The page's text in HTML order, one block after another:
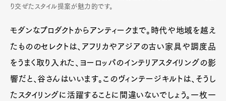
り交ぜたスタイル提案が魅力的です。
モダンなプロダクトからアンティークまで。時代や地域を越え
たもののセレクトは、アフリカやアジアの古い家具や調度品
をうまく取り入れた、ヨーロッパのインテリアスタイリングの影
響だと、谷さんはいいます。このヴィンテージキルトは、そうし
たスタイリングに活躍することに間違いないでしょう。一枚一